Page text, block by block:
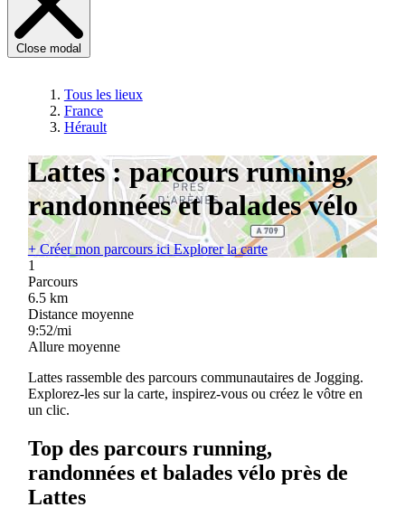
Close modal
Tous les lieux
France
Hérault
Lattes : parcours running,
randonnées et balades vélo
+Créer mon parcours iciExplorer la carte
1
Parcours
6.5 km
Distance moyenne
9:52/mi
Allure moyenne
Lattes rassemble des parcours communautaires de Jogging.
Explorez-les sur la carte, inspirez-vous ou créez le vôtre en
un clic.
Top des parcours running,
randonnées et balades vélo près de
Lattes